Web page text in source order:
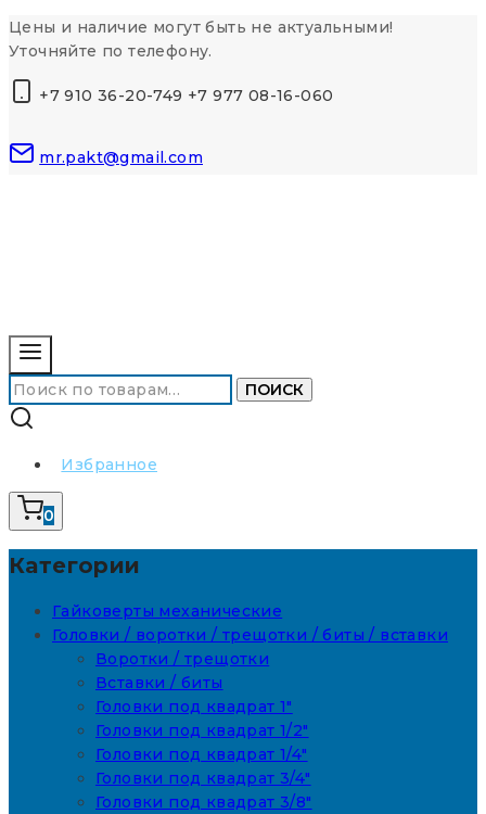
Перейти
к
Цены и наличие могут быть не актуальными!
Уточняйте по телефону.
+7 910 36-20-749 +7 977 08-16-060
mr.pakt@gmail.com
Искать: ПОИСК
Избранное
0
Категории
Гайковерты механические
Головки / воротки / трещотки / биты / вставки
Воротки / трещотки
Вставки / биты
Головки под квадрат 1"
Головки под квадрат 1/2"
Головки под квадрат 1/4"
Головки под квадрат 3/4"
Головки под квадрат 3/8"